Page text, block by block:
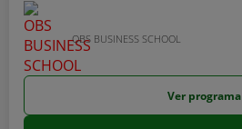
OBS BUSINESS SCHOOL
Ver programa